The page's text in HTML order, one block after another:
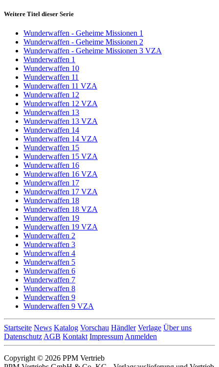
Weitere Titel dieser Serie
Wunderwaffen - Geheime Missionen 1
Wunderwaffen - Geheime Missionen 2
Wunderwaffen - Geheime Missionen 3 VZA
Wunderwaffen 1
Wunderwaffen 10
Wunderwaffen 11
Wunderwaffen 11 VZA
Wunderwaffen 12
Wunderwaffen 12 VZA
Wunderwaffen 13
Wunderwaffen 13 VZA
Wunderwaffen 14
Wunderwaffen 14 VZA
Wunderwaffen 15
Wunderwaffen 15 VZA
Wunderwaffen 16
Wunderwaffen 16 VZA
Wunderwaffen 17
Wunderwaffen 17 VZA
Wunderwaffen 18
Wunderwaffen 18 VZA
Wunderwaffen 19
Wunderwaffen 19 VZA
Wunderwaffen 2
Wunderwaffen 3
Wunderwaffen 4
Wunderwaffen 5
Wunderwaffen 6
Wunderwaffen 7
Wunderwaffen 8
Wunderwaffen 9
Wunderwaffen 9 VZA
Startseite News Katalog Vorschau Händler Verlage Über uns
Datenschutz AGB Kontakt Impressum Anmelden
Copyright © 2026 PPM Vertrieb